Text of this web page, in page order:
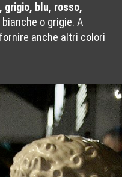
grigio, blu, rosso,
bianche o grigie. A
anche altri colori